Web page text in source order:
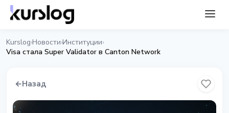
Kurslog›Новости›Институции›
Visa стала Super Validator в Canton Network
←Назад